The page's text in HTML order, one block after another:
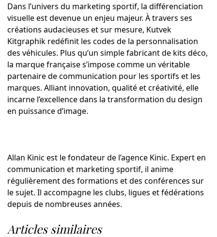
Dans l’univers du marketing sportif, la différenciation
visuelle est devenue un enjeu majeur. À travers ses
créations audacieuses et sur mesure, Kutvek
Kitgraphik redéfinit les codes de la personnalisation
des véhicules. Plus qu’un simple fabricant de kits déco,
la marque française s’impose comme un véritable
partenaire de communication pour les sportifs et les
marques. Alliant innovation, qualité et créativité, elle
incarne l’excellence dans la transformation du design
en puissance d’image.
Allan Kinic est le fondateur de l’agence Kinic. Expert en
communication et marketing sportif, il anime
régulièrement des formations et des conférences sur
le sujet. Il accompagne les clubs, ligues et fédérations
depuis de nombreuses années.
Articles similaires